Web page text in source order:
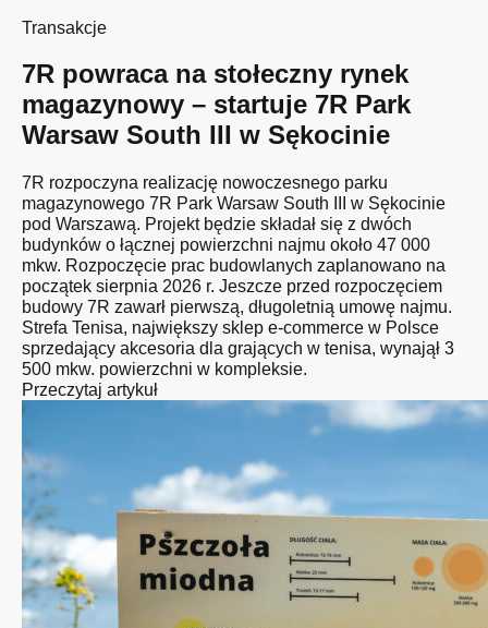
Transakcje
7R powraca na stołeczny rynek
magazynowy – startuje 7R Park
Warsaw South III w Sękocinie
7R rozpoczyna realizację nowoczesnego parku
magazynowego 7R Park Warsaw South III w Sękocinie
pod Warszawą. Projekt będzie składał się z dwóch
budynków o łącznej powierzchni najmu około 47 000
mkw. Rozpoczęcie prac budowlanych zaplanowano na
początek sierpnia 2026 r. Jeszcze przed rozpoczęciem
budowy 7R zawarł pierwszą, długoletnią umowę najmu.
Strefa Tenisa, największy sklep e-commerce w Polsce
sprzedający akcesoria dla grających w tenisa, wynajął 3
500 mkw. powierzchni w kompleksie.
Przeczytaj artykuł